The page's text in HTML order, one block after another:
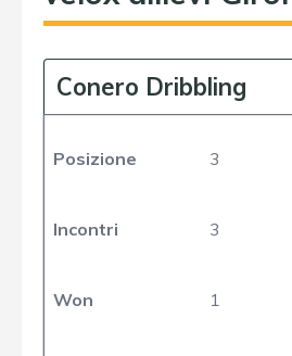
Conero Dribbling
Posizione 3
Incontri 3
Won 1